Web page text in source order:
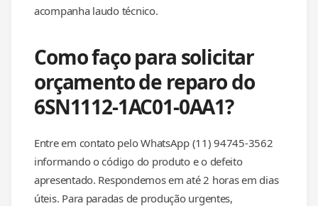
acompanha laudo técnico.
Como faço para solicitar
orçamento de reparo do
6SN1112-1AC01-0AA1?
Entre em contato pelo WhatsApp (11) 94745-3562
informando o código do produto e o defeito
apresentado. Respondemos em até 2 horas em dias
úteis. Para paradas de produção urgentes,